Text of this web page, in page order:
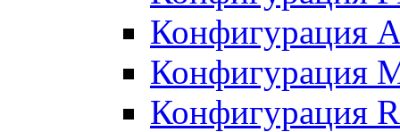
Конфигурация
Конфигурация
Конфигурация